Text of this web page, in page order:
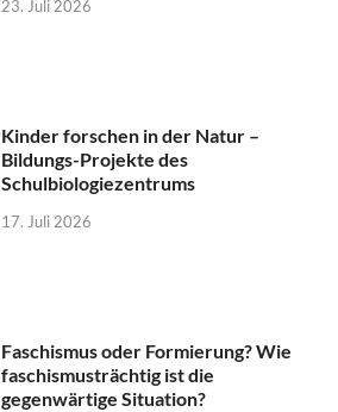
23. Juli 2026
Kinder forschen in der Natur –
Bildungs-Projekte des
Schulbiologiezentrums
17. Juli 2026
Faschismus oder Formierung? Wie
faschismusträchtig ist die
gegenwärtige Situation?